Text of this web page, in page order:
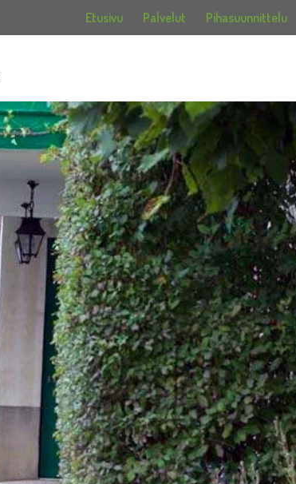
Etusivu Palvelut Pihasuunnittelu